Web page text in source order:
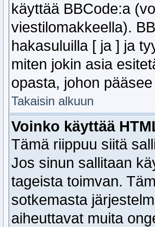
käyttää BBCode:a
viestilomakkeella).
hakasuluilla [ ja ] ja
miten jokin asia
opasta, johon
Takaisin alkuun
Voinko käyttää
Tämä riippuu siitä
Jos sinun sallitaan
tageista toimvan.
sotkemasta
aiheuttavat muita